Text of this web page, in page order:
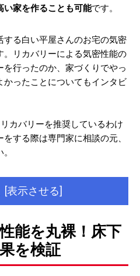
い家を作ることも可能です。
る白い平屋さんのお宅の気密
リカバリーによる気密性能の
行ったのか、家づくりでやっ
ったことについてもインタビ
カバリーを推奨しているわけ
する際は専門家に相談の元、
[表示させる]
能を丸裸！床下
を検証